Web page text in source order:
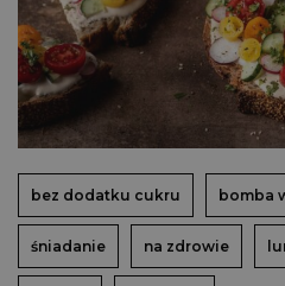
bez dodatku cukru bomba
śniadanie na zdrowie